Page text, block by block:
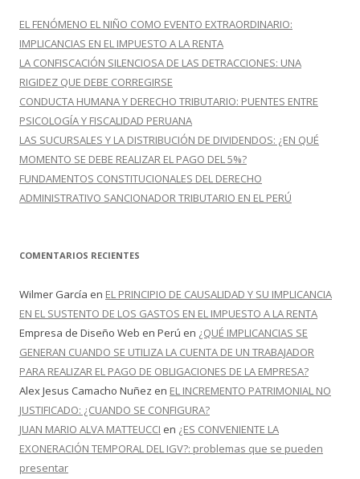
r
:
EL FENÓMENO EL NIÑO COMO EVENTO EXTRAORDINARIO:
IMPLICANCIAS EN EL IMPUESTO A LA RENTA
LA CONFISCACIÓN SILENCIOSA DE LAS DETRACCIONES: UNA
RIGIDEZ QUE DEBE CORREGIRSE
CONDUCTA HUMANA Y DERECHO TRIBUTARIO: PUENTES ENTRE
PSICOLOGÍA Y FISCALIDAD PERUANA
LAS SUCURSALES Y LA DISTRIBUCIÓN DE DIVIDENDOS: ¿EN QUÉ
MOMENTO SE DEBE REALIZAR EL PAGO DEL 5%?
FUNDAMENTOS CONSTITUCIONALES DEL DERECHO
ADMINISTRATIVO SANCIONADOR TRIBUTARIO EN EL PERÚ
COMENTARIOS RECIENTES
Wilmer García en EL PRINCIPIO DE CAUSALIDAD Y SU IMPLICANCIA
EN EL SUSTENTO DE LOS GASTOS EN EL IMPUESTO A LA RENTA
Empresa de Diseño Web en Perú en ¿QUÉ IMPLICANCIAS SE
GENERAN CUANDO SE UTILIZA LA CUENTA DE UN TRABAJADOR
PARA REALIZAR EL PAGO DE OBLIGACIONES DE LA EMPRESA?
Alex Jesus Camacho Nuñez en EL INCREMENTO PATRIMONIAL NO
JUSTIFICADO: ¿CUANDO SE CONFIGURA?
JUAN MARIO ALVA MATTEUCCI en ¿ES CONVENIENTE LA
EXONERACIÓN TEMPORAL DEL IGV?: problemas que se pueden
presentar